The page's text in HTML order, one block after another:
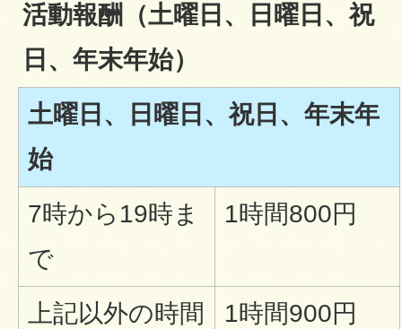
活動報酬（土曜日、日曜日、祝
日、年末年始）
土曜日、日曜日、祝日、年末年
始
7時から19時ま
で
1時間800円
上記以外の時間 1時間900円